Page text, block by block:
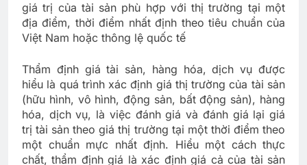
giá trị của tài sản phù hợp với thị trường tại một
địa điểm, thời điểm nhất định theo tiêu chuẩn của
Việt Nam hoặc thông lệ quốc tế
Thẩm định giá tài sản, hàng hóa, dịch vụ được
hiểu là quá trình xác định giá thị trường của tài sản
(hữu hình, vô hình, động sản, bất động sản), hàng
hóa, dịch vụ, là việc đánh giá và đánh giá lại giá
trị tài sản theo giá thị trường tại một thời điểm theo
một chuẩn mực nhất định. Hiểu một cách thực
chất, thẩm định giá là xác định giá cả của tài sản